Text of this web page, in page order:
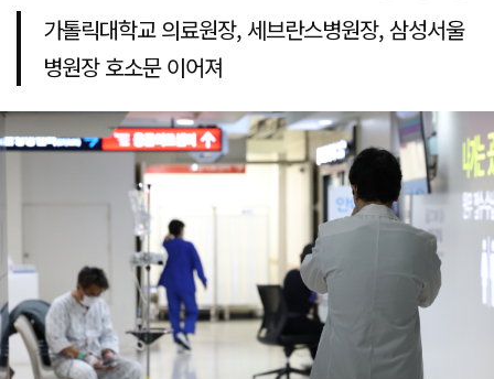
가톨릭대학교 의료원장, 세브란스병원장, 삼성서울
병원장 호소문 이어져